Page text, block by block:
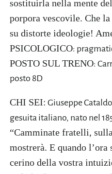
sostituirla nella mente
porpora vescovile. Che
su distorte ideologie!
PSICOLOGICO:
POSTO SUL TRENO:
posto 8D
CHI SEI: Giuseppe
gesuita italiano, nato nel
“Camminate fratelli,
mostrerà. E quando l’ora
cerino della vostra